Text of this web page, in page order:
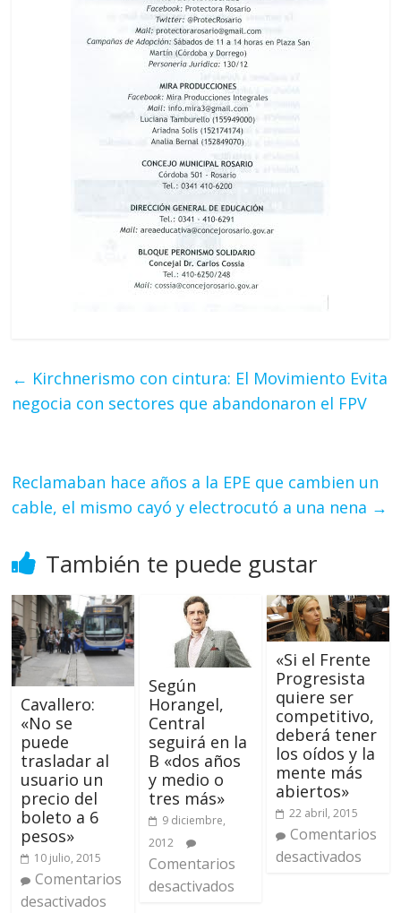
← Kirchnerismo con cintura: El Movimiento Evita
negocia con sectores que abandonaron el FPV
Reclamaban hace años a la EPE que cambien un
cable, el mismo cayó y electrocutó a una nena →
También te puede gustar
Cavallero:
«No se
puede
trasladar al
usuario un
precio del
boleto a 6
pesos»
10 julio, 2015
Comentarios
desactivados
Según
Horangel,
Central
seguirá en la
B «dos años
y medio o
tres más»
9 diciembre,
2012
Comentarios
desactivados
«Si el Frente
Progresista
quiere ser
competitivo,
deberá tener
los oídos y la
mente más
abiertos»
22 abril, 2015
Comentarios
desactivados